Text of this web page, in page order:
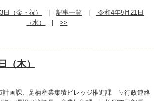
日（金・祝） |記事一覧
令和4年9月21日
（水）
|>>
（木）
画課、足柄産業集積ビレッジ推進課 ▽行政連絡